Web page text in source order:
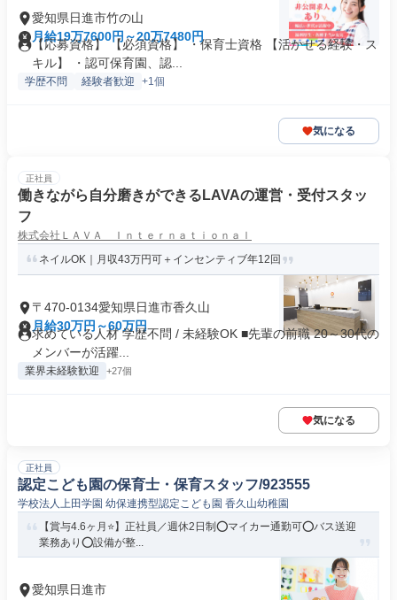
愛知県日進市竹の山
月給19万7600円～20万7480円
【応募資格】 【必須資格】 ・保育士資格 【活かせる経験・ス
キル】 ・認可保育園、認...
学歴不問 経験者歓迎 +1個
気になる
正社員
働きながら自分磨きができるLAVAの運営・受付スタッ
フ
株式会社ＬＡＶＡ Ｉｎｔｅｒｎａｔｉｏｎａｌ
ネイルOK｜月収43万円可＋インセンティブ年12回
〒470-0134愛知県日進市香久山
月給30万円～60万円
求めている人材 学歴不問 / 未経験OK ■先輩の前職 20～30代の
メンバーが活躍...
業界未経験歓迎 +27個
気になる
正社員
認定こども園の保育士・保育スタッフ/923555
学校法人上田学園 幼保連携型認定こども園 香久山幼稚園
【賞与4.6ヶ月⭐️】正社員／週休2日制⭕️マイカー通勤可⭕️バス送迎
業務あり⭕️設備が整...
愛知県日進市